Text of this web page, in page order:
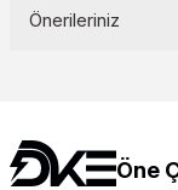
Önerileriniz
Öne